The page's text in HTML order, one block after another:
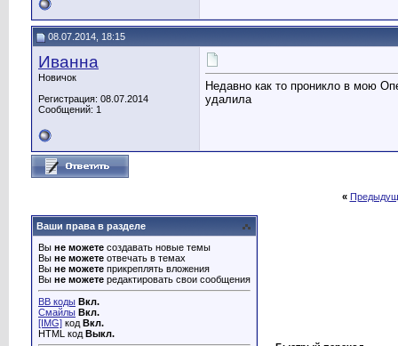
08.07.2014, 18:15
Иванна
Новичок
Регистрация: 08.07.2014
Сообщений: 1
Недавно как то проникло в мою
удалила
«
Ваши права в разделе
Вы не можете создавать новые темы
Вы не можете отвечать в темах
Вы не можете прикреплять вложения
Вы не можете редактировать свои сообщения
BB коды Вкл.
Смайлы Вкл.
[IMG] код Вкл.
HTML код Выкл.